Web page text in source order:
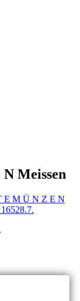
Meissen